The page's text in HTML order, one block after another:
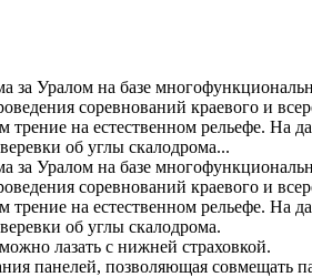
Уралом на базе
соревнований краевого и
на естественном рельефе. На
об углы скалодрома...
Уралом на базе
соревнований краевого и
на естественном рельефе. На
об углы скалодрома.
лазать с нижней страховкой.
панелей, позволяющая совмещать